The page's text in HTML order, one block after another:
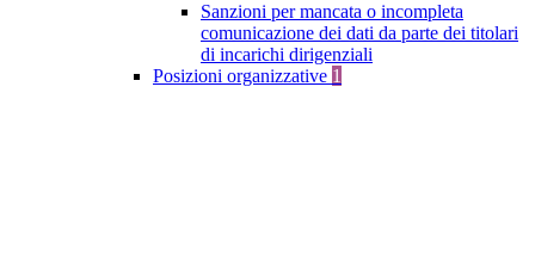
Sanzioni per mancata o incompleta
comunicazione dei dati da parte dei titolari
di incarichi dirigenziali
Posizioni organizzative 1